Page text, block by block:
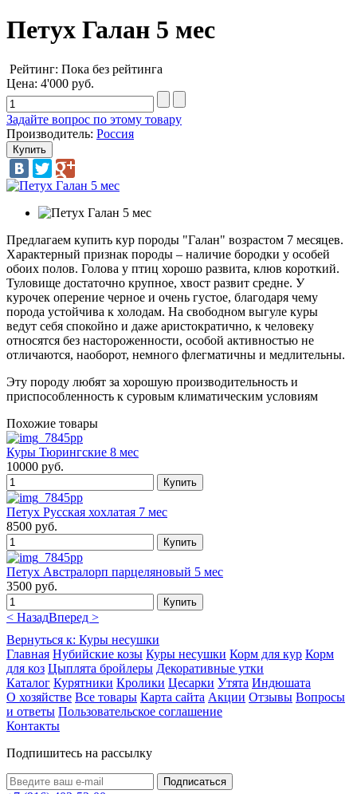
Петух Галан 5 мес
Рейтинг: Пока без рейтинга
Цена: 4'000 руб.
Задайте вопрос по этому товару
Производитель: Россия
Предлагаем купить кур породы "Галан" возрастом 7 месяцев.
Характерный признак породы – наличие бородки у особей
обоих полов. Голова у птиц хорошо развита, клюв короткий.
Туловище достаточно крупное, хвост развит средне. У
курочек оперение черное и очень густое, благодаря чему
порода устойчива к холодам. На свободном выгуле куры
ведут себя спокойно и даже аристократично, к человеку
относятся без настороженности, особой активностью не
отличаются, наоборот, немного флегматичны и медлительны.
Эту породу любят за хорошую производительность и
приспособленность к суровым климатическим условиям
Похожие товары
Куры Тюрингские 8 мес
10000 руб.
Петух Русская хохлатая 7 мес
8500 руб.
Петух Австралорп парцеляновый 5 мес
3500 руб.
< НазадВперед >
Вернуться к: Куры несушки
Главная Нубийские козы Куры несушки Корм для кур Корм
для коз Цыплята бройлеры Декоративные утки
Каталог Курятники Кролики Цесарки Утята Индюшата
О хозяйстве Все товары Карта сайта Акции Отзывы Вопросы
и ответы Пользовательское соглашение
Контакты
Подпишитесь на рассылку